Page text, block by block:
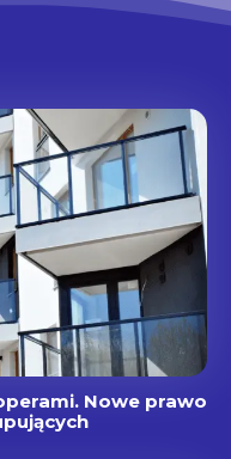
Nowe prawo